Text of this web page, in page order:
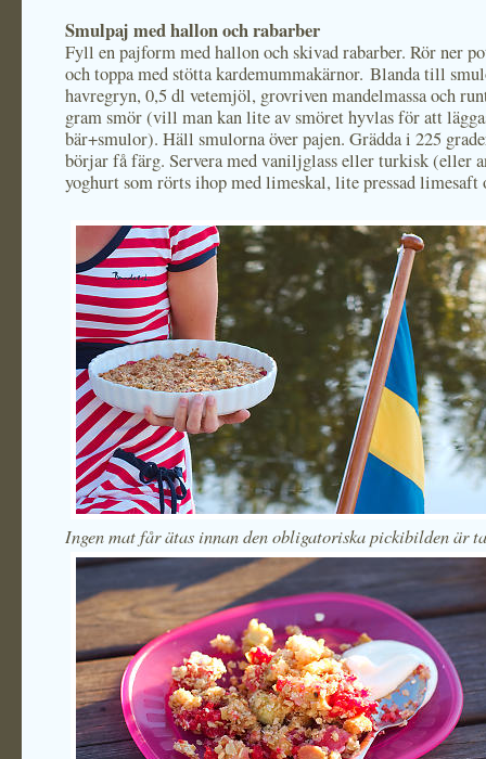
Smulpaj med hallon och rabarber
Fyll en pajform med hallon och skivad rabarber. Rör ner
och toppa med stötta kardemummakärnor. Blanda till
havregryn, 0,5 dl vetemjöl, grovriven mandelmassa och
gram smör (vill man kan lite av smöret hyvlas för att
bär+smulor). Häll smulorna över pajen. Grädda i 225
börjar få färg. Servera med vaniljglass eller turkisk (eller
yoghurt som rörts ihop med limeskal, lite pressad limesaft
Ingen mat får ätas innan den obligatoriska pickibilden är